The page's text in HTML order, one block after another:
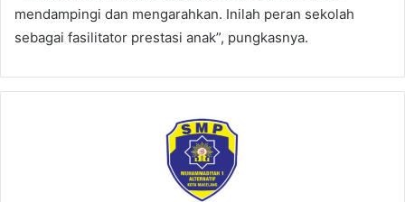
mendampingi dan mengarahkan. Inilah peran sekolah
sebagai fasilitator prestasi anak”, pungkasnya.